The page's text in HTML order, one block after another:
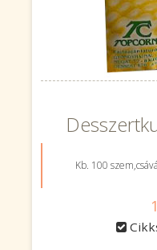
Kb. 100